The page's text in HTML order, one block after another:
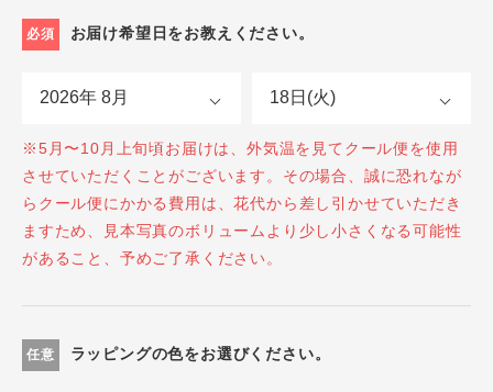
必須 お届け希望日をお教えください。
※5月〜10月上旬頃お届けは、外気温を見てクール便を使用
させていただくことがございます。その場合、誠に恐れなが
らクール便にかかる費用は、花代から差し引かせていただき
ますため、見本写真のボリュームより少し小さくなる可能性
があること、予めご了承ください。
任意 ラッピングの色をお選びください。